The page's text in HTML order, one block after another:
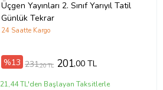
Üçgen Yayınları 2. Sınıf Yarıyıl Tatil
Günlük Tekrar
24 Saatte Kargo
%13 231,20 TL 201,00 TL
21,44 TL'den Başlayan Taksitlerle